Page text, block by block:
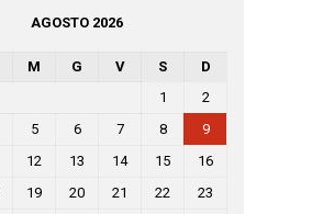
AGOSTO 2026
M G V S
D
1
2
5 6 7 8
9
12 13 14 15
16
19 20 21 22
23